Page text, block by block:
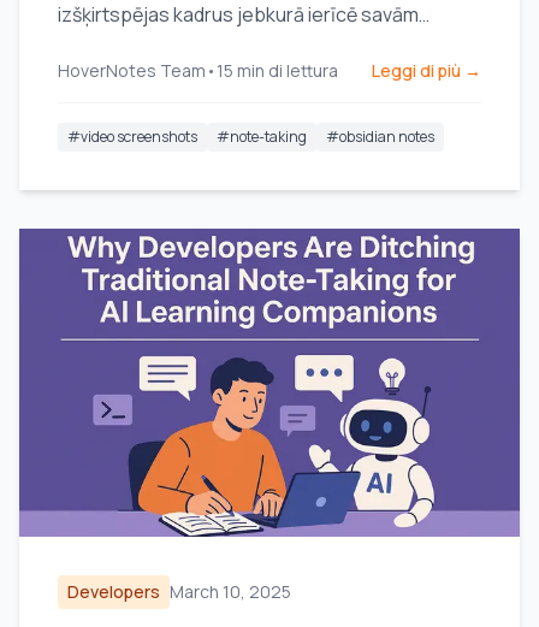
izšķirtspējas kadrus jebkurā ierīcē savām
HoverNotes Team • 15 min di lettura Leggi di più →
#video screenshots #note-taking #obsidian notes
Developers March 10, 2025